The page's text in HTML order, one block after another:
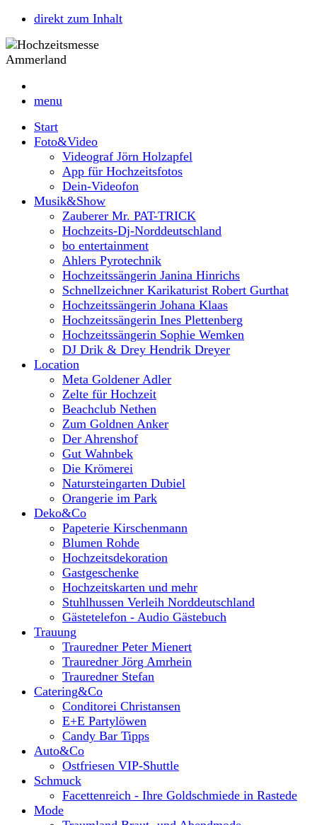
direkt zum Inhalt
menu
Start
Foto&Video
Videograf Jörn Holzapfel
App für Hochzeitsfotos
Dein-Videofon
Musik&Show
Zauberer Mr. PAT-TRICK
Hochzeits-Dj-Norddeutschland
bo entertainment
Ahlers Pyrotechnik
Hochzeitssängerin Janina Hinrichs
Schnellzeichner Karikaturist Robert Gurthat
Hochzeitssängerin Johana Klaas
Hochzeitssängerin Ines Plettenberg
Hochzeitssängerin Sophie Wemken
DJ Drik & Drey Hendrik Dreyer
Location
Meta Goldener Adler
Zelte für Hochzeit
Beachclub Nethen
Zum Goldnen Anker
Der Ahrenshof
Gut Wahnbek
Die Krömerei
Natursteingarten Dubiel
Orangerie im Park
Deko&Co
Papeterie Kirschenmann
Blumen Rohde
Hochzeitsdekoration
Gastgeschenke
Hochzeitskarten und mehr
Stuhlhussen Verleih Norddeutschland
Gästetelefon - Audio Gästebuch
Trauung
Trauredner Peter Mienert
Trauredner Jörg Amrhein
Trauredner Stefan
Catering&Co
Conditorei Christansen
E+E Partylöwen
Candy Bar Tipps
Auto&Co
Ostfriesen VIP-Shuttle
Schmuck
Facettenreich - Ihre Goldschmiede in Rastede
Mode